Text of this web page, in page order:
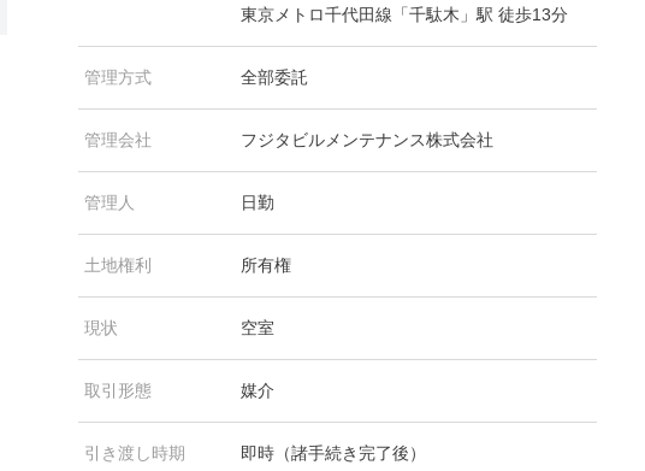
東京メトロ千代田線「千駄木」駅 徒歩13分
管理方式 全部委託
管理会社 フジタビルメンテナンス株式会社
管理人 日勤
土地権利 所有権
現状 空室
取引形態 媒介
引き渡し時期 即時（諸手続き完了後）